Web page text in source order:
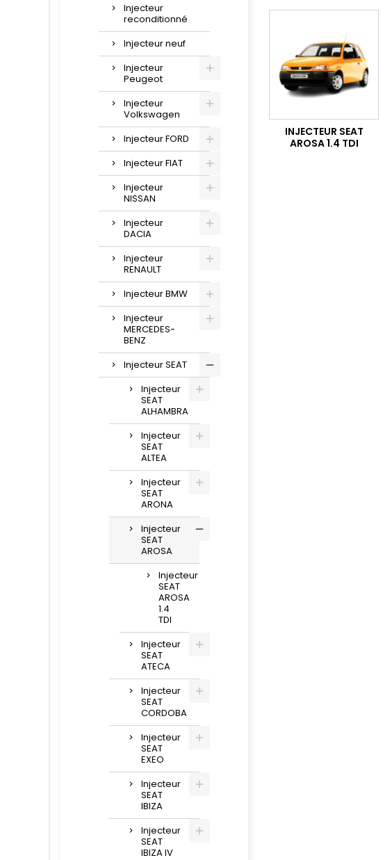
Injecteur
reconditionné
Injecteur neuf
Injecteur
Peugeot
Injecteur
Volkswagen
Injecteur FORD
Injecteur FIAT
Injecteur
NISSAN
Injecteur
DACIA
Injecteur
RENAULT
Injecteur BMW
Injecteur
MERCEDES-
BENZ
Injecteur SEAT
Injecteur
SEAT
ALHAMBRA
Injecteur
SEAT
ALTEA
Injecteur
SEAT
ARONA
Injecteur
SEAT
AROSA
Injecteur
SEAT
AROSA
1.4
TDI
Injecteur
SEAT
ATECA
Injecteur
SEAT
CORDOBA
Injecteur
SEAT
EXEO
Injecteur
SEAT
IBIZA
Injecteur
SEAT
IBIZA IV
INJECTEUR SEAT
AROSA 1.4 TDI